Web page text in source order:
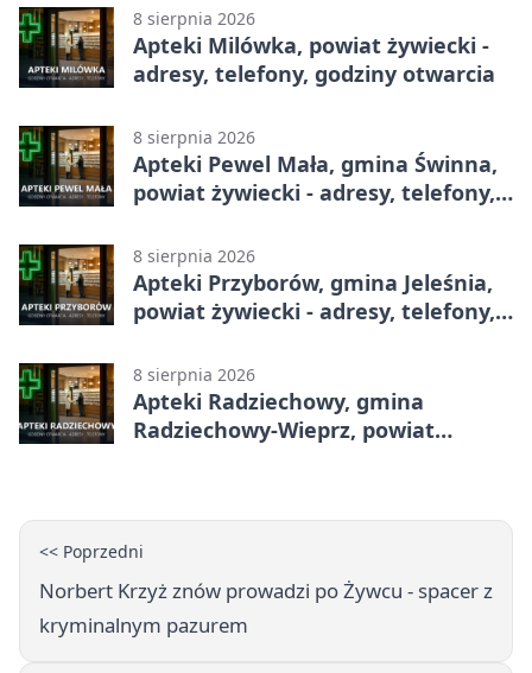
8 sierpnia 2026
Apteki Milówka, powiat żywiecki -
adresy, telefony, godziny otwarcia
8 sierpnia 2026
Apteki Pewel Mała, gmina Świnna,
powiat żywiecki - adresy, telefony,
8 sierpnia 2026
Apteki Przyborów, gmina Jeleśnia,
powiat żywiecki - adresy, telefony,
8 sierpnia 2026
Apteki Radziechowy, gmina
Radziechowy-Wieprz, powiat
<< Poprzedni
Norbert Krzyż znów prowadzi po Żywcu - spacer z
kryminalnym pazurem